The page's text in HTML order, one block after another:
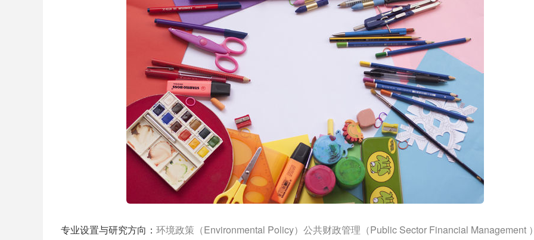
专业设置与研究方向： 环境政策（Environmental Policy）公共财政管理（Public Sector Financial Management